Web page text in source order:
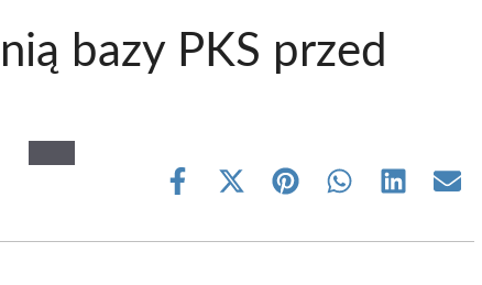
bazy PKS przed
Share
Share
(Twitter)
Share Share Share Share